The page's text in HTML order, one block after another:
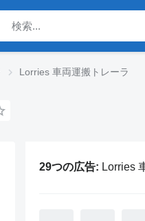
Lorries 車両運搬トレーラ
29つの広告: Lorries